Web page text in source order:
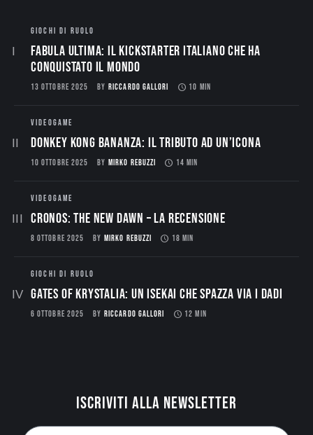
GIOCHI DI RUOLO
Fabula Ultima: il Kickstarter italiano che ha
conquistato il mondo
13 OTTOBRE 2025 BY RICCARDO GALLORI 10 MIN
VIDEOGAME
Donkey Kong Bananza: Il Tributo ad un’Icona
10 OTTOBRE 2025 BY MIRKO REBUZZI 14 MIN
VIDEOGAME
CRONOS: THE NEW DAWN – La Recensione
8 OTTOBRE 2025 BY MIRKO REBUZZI 18 MIN
GIOCHI DI RUOLO
Gates of Krystalia: Un Isekai che spazza via i dadi
6 OTTOBRE 2025 BY RICCARDO GALLORI 12 MIN
Iscriviti alla newsletter